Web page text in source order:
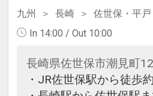
九州 長崎
佐世保・平戸
In 14:00 / Out 10:00
長崎県佐世保市潮見町
・JR佐世保駅から徒歩